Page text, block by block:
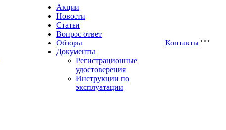
Акции
Новости
Статьи
Вопрос ответ
Обзоры
Документы
Регистрационные
удостоверения
Инструкции по
эксплуатации
Контакты